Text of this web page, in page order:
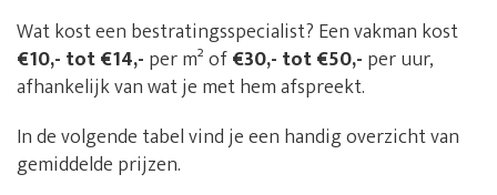
Wat kost een bestratingsspecialist? Een vakman kost
€10,- tot €14,- per m² of€30,- tot €50,- per uur,
afhankelijk van wat je met hem afspreekt.
In de volgende tabel vind je een handig overzicht van
gemiddelde prijzen.